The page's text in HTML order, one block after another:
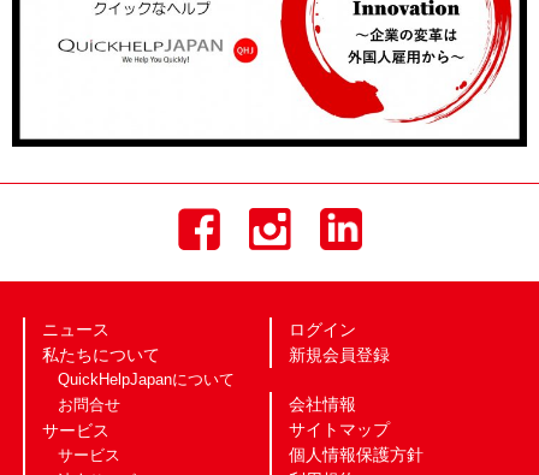
ニュース
私たちについて
QuickHelpJapanについて
お問合せ
サービス
サービス
ログイン
新規会員登録
会社情報
サイトマップ
個人情報保護方針